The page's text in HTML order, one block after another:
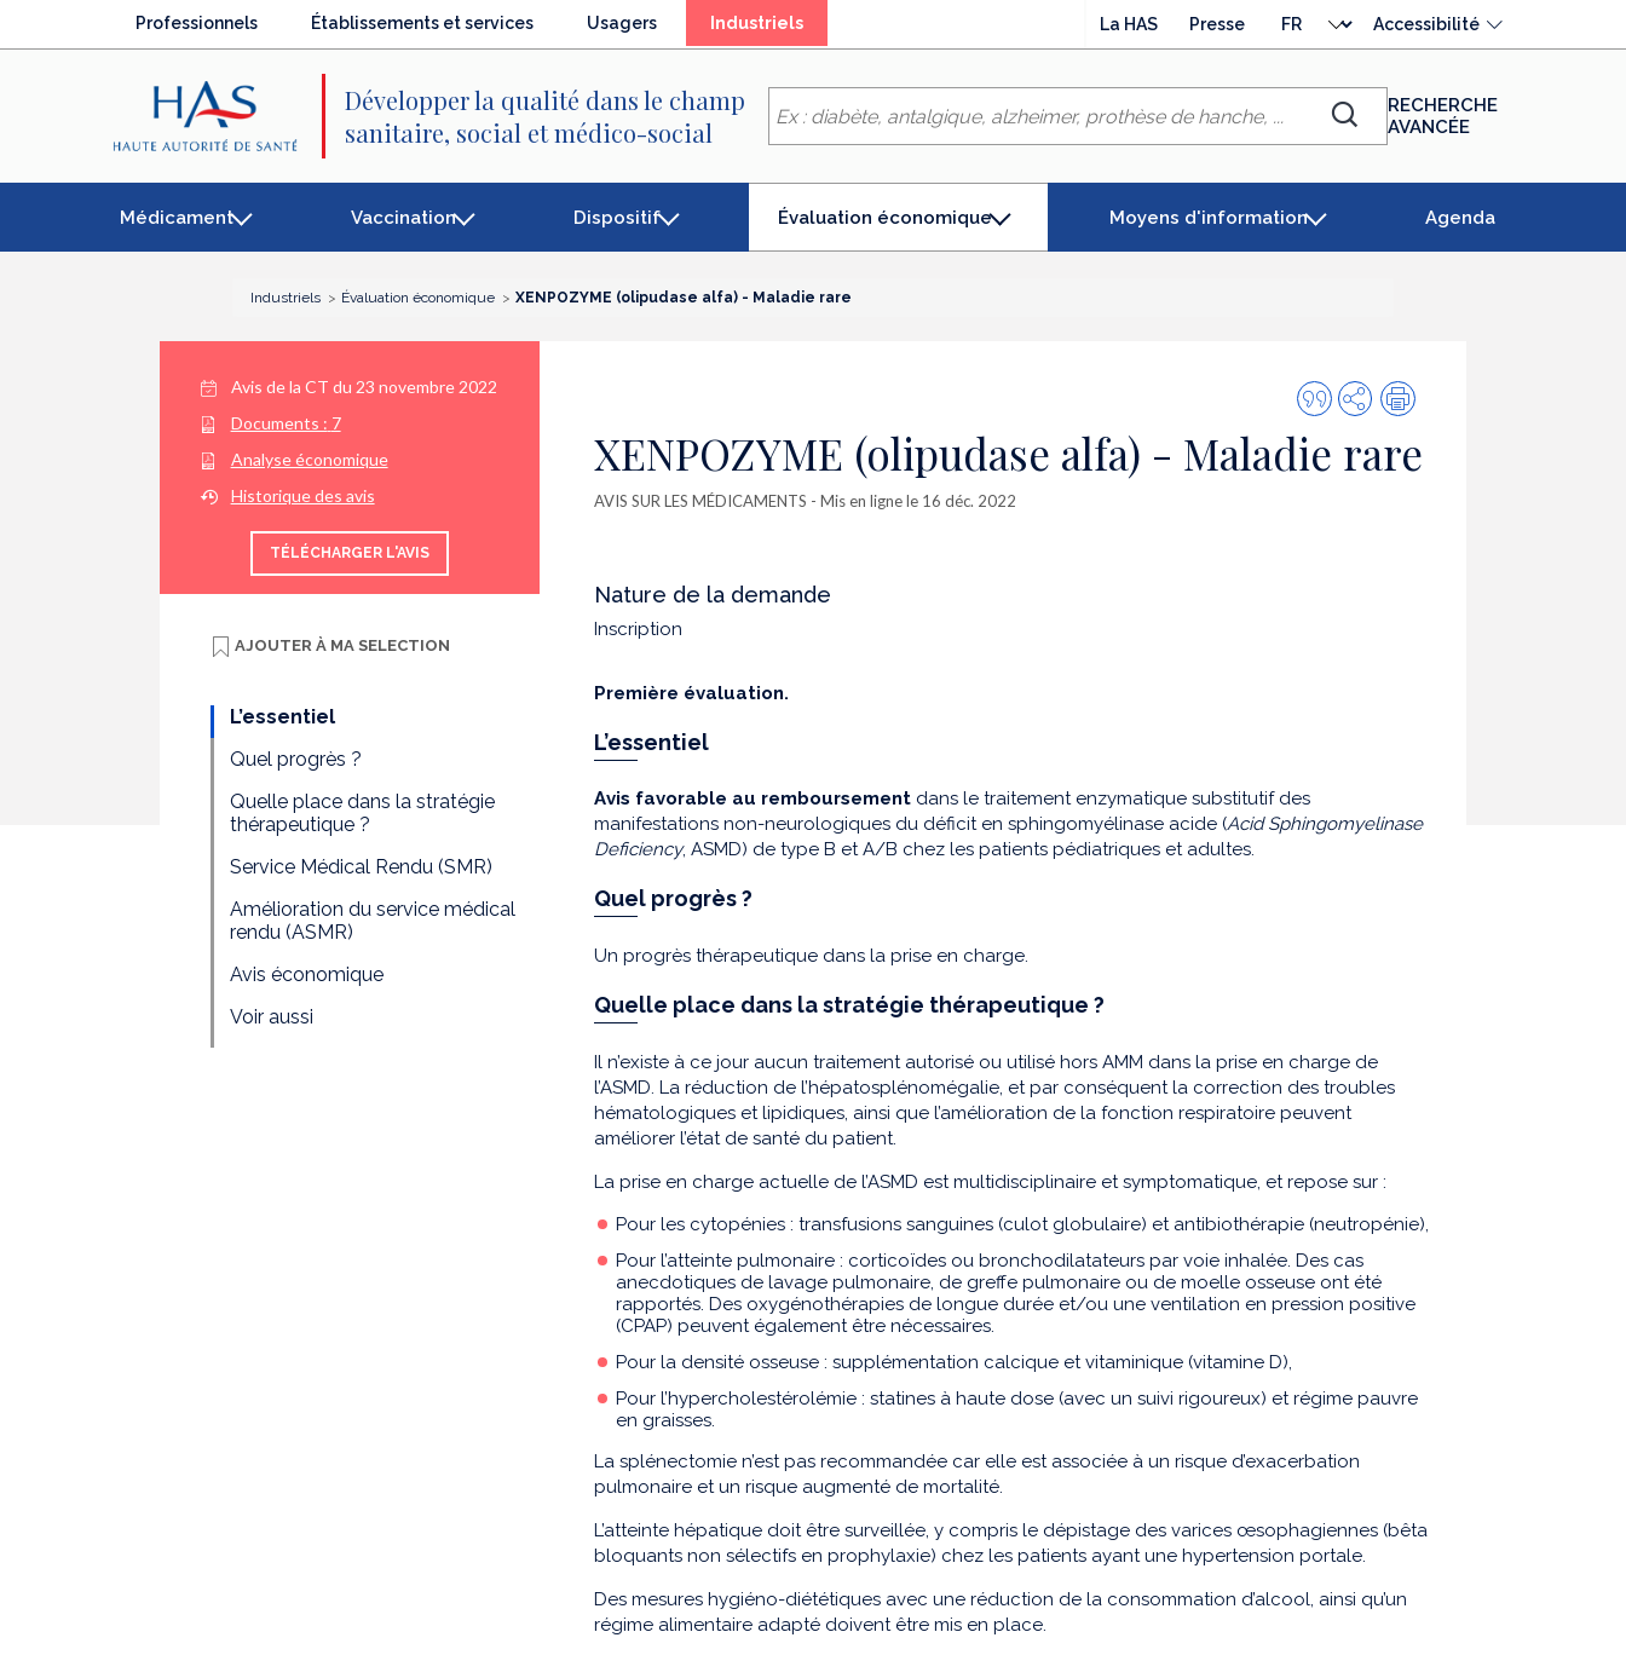
Professionnels Établissements et services Usagers Industriels(élément
La HAS Presse
langue
Accessibilité
Développer la qualité dans le champ
sanitaire, social et médico-social
Chercher
RECHERCHE
AVANCÉE
Médicament Vaccination Dispositif Évaluation économique
(élément
séléctionné)
Moyens d'information Agenda
Industriels Évaluation économique XENPOZYME (olipudase alfa) - Maladie rare
Avis de la CT du 23 novembre 2022
Documents : 7
Analyse économique
Historique des avis
TÉLÉCHARGER L'AVIS
AJOUTER À MA SELECTION
L’essentiel
Quel progrès ?
Quelle place dans la stratégie
thérapeutique ?
Service Médical Rendu (SMR)
Amélioration du service médical
rendu (ASMR)
Avis économique
Voir aussi
Citer
cette
publication
PartagerImpression
XENPOZYME (olipudase alfa) - Maladie rare
AVIS SUR LES MÉDICAMENTS - Mis en ligne le 16 déc. 2022
Nature de la demande
Inscription
Première évaluation.
L’essentiel
Avis favorable au remboursement dans le traitement enzymatique substitutif des
manifestations non-neurologiques du déficit en sphingomyélinase acide (Acid Sphingomyelinase
Deficiency, ASMD) de type B et A/B chez les patients pédiatriques et adultes.
Quel progrès ?
Un progrès thérapeutique dans la prise en charge.
Quelle place dans la stratégie thérapeutique ?
Il n’existe à ce jour aucun traitement autorisé ou utilisé hors AMM dans la prise en charge de
l’ASMD. La réduction de l’hépatosplénomégalie, et par conséquent la correction des troubles
hématologiques et lipidiques, ainsi que l’amélioration de la fonction respiratoire peuvent
améliorer l’état de santé du patient.
La prise en charge actuelle de l’ASMD est multidisciplinaire et symptomatique, et repose sur :
Pour les cytopénies : transfusions sanguines (culot globulaire) et antibiothérapie (neutropénie),
Pour l’atteinte pulmonaire : corticoïdes ou bronchodilatateurs par voie inhalée. Des cas
anecdotiques de lavage pulmonaire, de greffe pulmonaire ou de moelle osseuse ont été
rapportés. Des oxygénothérapies de longue durée et/ou une ventilation en pression positive
(CPAP) peuvent également être nécessaires.
Pour la densité osseuse : supplémentation calcique et vitaminique (vitamine D),
Pour l’hypercholestérolémie : statines à haute dose (avec un suivi rigoureux) et régime pauvre
en graisses.
La splénectomie n’est pas recommandée car elle est associée à un risque d’exacerbation
pulmonaire et un risque augmenté de mortalité.
L’atteinte hépatique doit être surveillée, y compris le dépistage des varices œsophagiennes (bêta
bloquants non sélectifs en prophylaxie) chez les patients ayant une hypertension portale.
Des mesures hygiéno-diététiques avec une réduction de la consommation d’alcool, ainsi qu’un
régime alimentaire adapté doivent être mis en place.